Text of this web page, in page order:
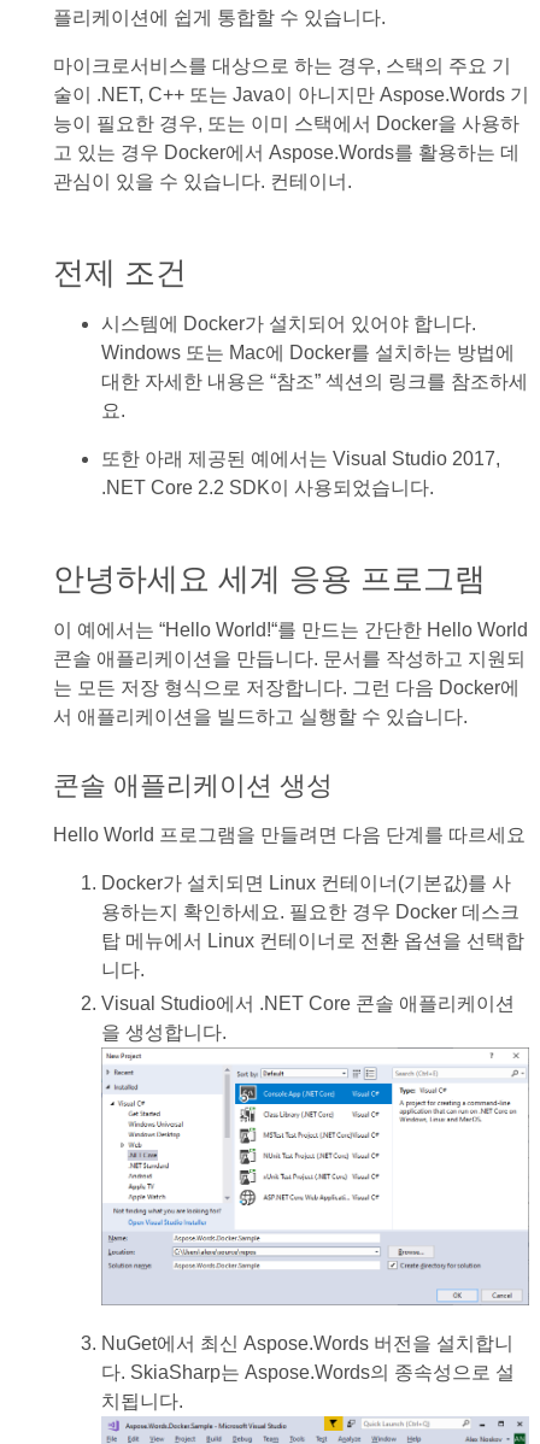
플리케이션에 쉽게 통합할 수 있습니다.
마이크로서비스를 대상으로 하는 경우, 스택의 주요 기
술이 .NET, C++ 또는 Java이 아니지만 Aspose.Words 기
능이 필요한 경우, 또는 이미 스택에서 Docker을 사용하
고 있는 경우 Docker에서 Aspose.Words를 활용하는 데
관심이 있을 수 있습니다. 컨테이너.
전제 조건
시스템에 Docker가 설치되어 있어야 합니다.
Windows 또는 Mac에 Docker를 설치하는 방법에
대한 자세한 내용은 “참조” 섹션의 링크를 참조하세
요.
또한 아래 제공된 예에서는 Visual Studio 2017,
.NET Core 2.2 SDK이 사용되었습니다.
안녕하세요 세계 응용 프로그램
이 예에서는 “Hello World!“를 만드는 간단한 Hello World
콘솔 애플리케이션을 만듭니다. 문서를 작성하고 지원되
는 모든 저장 형식으로 저장합니다. 그런 다음 Docker에
서 애플리케이션을 빌드하고 실행할 수 있습니다.
콘솔 애플리케이션 생성
Hello World 프로그램을 만들려면 다음 단계를 따르세요
Docker가 설치되면 Linux 컨테이너(기본값)를 사
용하는지 확인하세요. 필요한 경우 Docker 데스크
탑 메뉴에서 Linux 컨테이너로 전환 옵션을 선택합
니다.
Visual Studio에서 .NET Core 콘솔 애플리케이션
을 생성합니다.
NuGet에서 최신 Aspose.Words 버전을 설치합니
다. SkiaSharp는 Aspose.Words의 종속성으로 설
치됩니다.